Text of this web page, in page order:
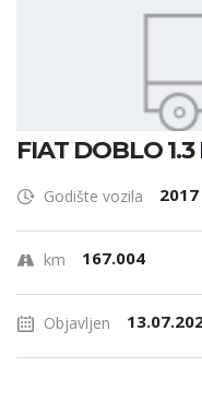
FIAT DOBLO
Godište vozila 2017
km 167.004
Objavljen